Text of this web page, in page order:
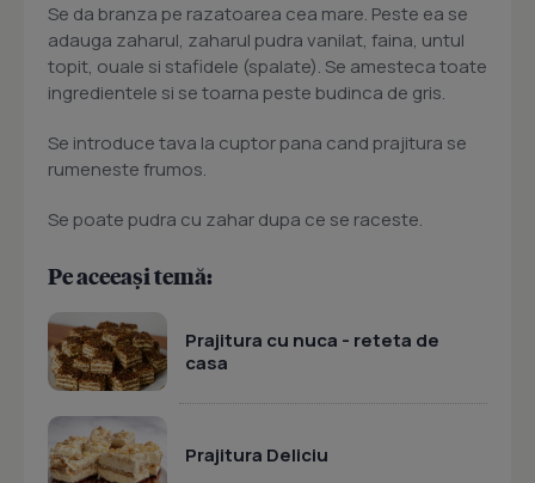
Se da branza pe razatoarea cea mare. Peste ea se
adauga zaharul, zaharul pudra vanilat, faina, untul
topit, ouale si stafidele (spalate). Se amesteca toate
ingredientele si se toarna peste budinca de gris.
Se introduce tava la cuptor pana cand prajitura se
rumeneste frumos.
Se poate pudra cu zahar dupa ce se raceste.
Pe aceeași temă:
Prajitura cu nuca - reteta de
casa
Prajitura Deliciu